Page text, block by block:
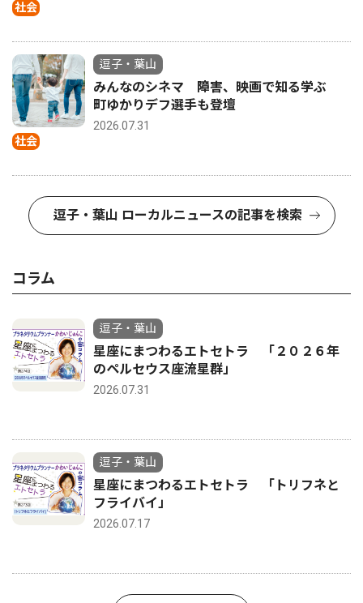
社会
社会
逗子・葉山
みんなのシネマ 障害、映画で知る学ぶ
町ゆかりデフ選手も登壇
2026.07.31
逗子・葉山 ローカルニュースの記事を検索
コラム
逗子・葉山
星座にまつわるエトセトラ 「２０２６年
のペルセウス座流星群」
2026.07.31
逗子・葉山
星座にまつわるエトセトラ 「トリフネと
フライバイ」
2026.07.17